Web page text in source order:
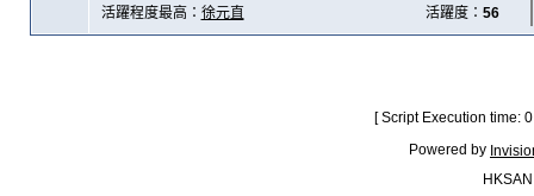
活躍程度最高： 徐元直 活躍度： 56
[ Script Execution time:
Powered by